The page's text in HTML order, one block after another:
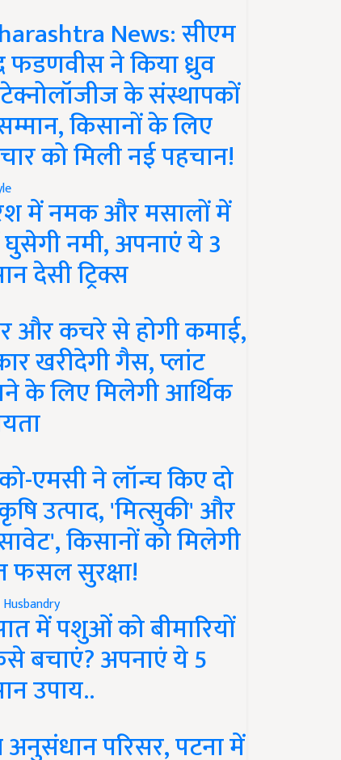
News: सीएम
फडणवीस ने किया ध्रुव
के संस्थापकों
किसानों के लिए
को मिली नई पहचान!
में नमक और मसालों में
नमी, अपनाएं ये 3
देसी ट्रिक्स
और कचरे से होगी कमाई,
खरीदेगी गैस, प्लांट
के लिए मिलेगी आर्थिक
एमसी ने लॉन्च किए दो
उत्पाद, 'मित्सुकी' और
किसानों को मिलेगी
फसल सुरक्षा!
में पशुओं को बीमारियों
बचाएं? अपनाएं ये 5
उपाय..
अनुसंधान परिसर, पटना में